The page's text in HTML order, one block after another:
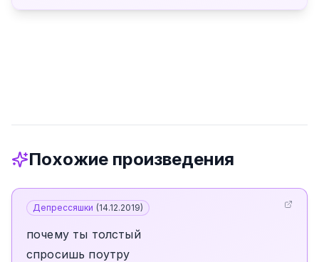
Похожие произведения
Депрессяшки (14.12.2019)
почему ты толстый
спросишь поутру